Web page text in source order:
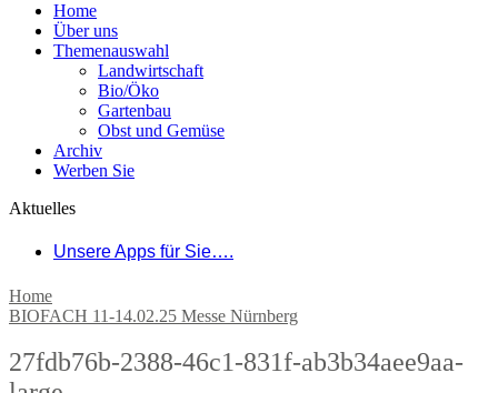
Home
Über uns
Themenauswahl
Landwirtschaft
Bio/Öko
Gartenbau
Obst und Gemüse
Archiv
Werben Sie
Aktuelles
Unsere Apps für Sie….
Home
BIOFACH 11-14.02.25 Messe Nürnberg
27fdb76b-2388-46c1-831f-ab3b34aee9aa-